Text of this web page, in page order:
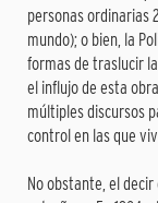
personas ordinarias
mundo); o bien, la
formas de traslucir
el influjo de esta
múltiples discursos
control en las que
No obstante, el